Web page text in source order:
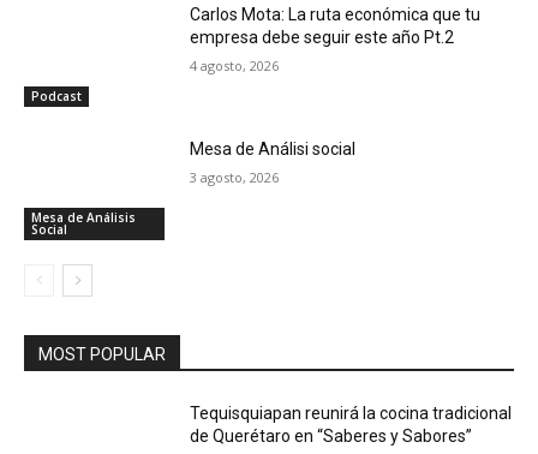
Podcast
Carlos Mota: La ruta económica que tu
empresa debe seguir este año Pt.2
4 agosto, 2026
Mesa de Análisis
Social
Mesa de Análisi social
3 agosto, 2026
MOST POPULAR
Tequisquiapan reunirá la cocina tradicional
de Querétaro en “Saberes y Sabores”